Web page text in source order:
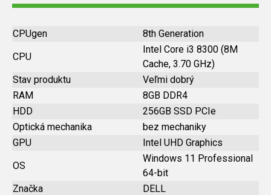
CPUgen
8th Generation
CPU
Intel Core i3 8300 (8M
Cache, 3.70 GHz)
Stav produktu
Veľmi dobrý
RAM
8GB DDR4
HDD
256GB SSD PCIe
Optická mechanika
bez mechaniky
GPU
Intel UHD Graphics
OS
Windows 11 Professional
64-bit
Značka
DELL